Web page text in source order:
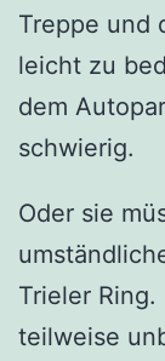
Treppe und
leicht zu
dem
schwierig.
Oder sie
Trieler
teilweise